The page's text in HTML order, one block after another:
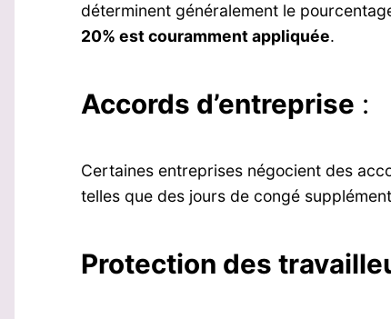
déterminent généralement le
20% est couramment appliquée.
Accords d’entreprise :
Certaines entreprises négocient des
telles que des jours de congé
Protection des